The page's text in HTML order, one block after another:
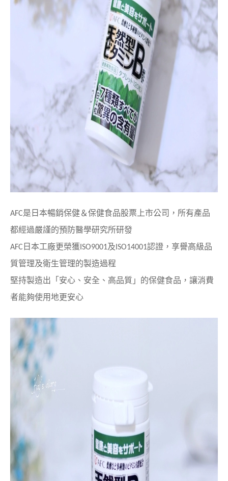
AFC是日本暢銷保健＆保健食品股票上市公司， 所有產品
都經過嚴謹的預防醫學研究所研發
AFC日本工廠更榮獲ISO9001及ISO14001認證， 享譽高級品
質管理及衛生管理的製造過程
堅持製造出「安心、安全、高品質」的保健食品， 讓消費
者能夠使用地更安心